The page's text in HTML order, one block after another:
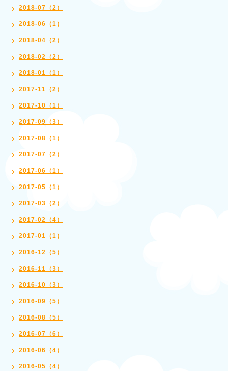
2018-07（2）
2018-06（1）
2018-04（2）
2018-02（2）
2018-01（1）
2017-11（2）
2017-10（1）
2017-09（3）
2017-08（1）
2017-07（2）
2017-06（1）
2017-05（1）
2017-03（2）
2017-02（4）
2017-01（1）
2016-12（5）
2016-11（3）
2016-10（3）
2016-09（5）
2016-08（5）
2016-07（6）
2016-06（4）
2016-05（4）